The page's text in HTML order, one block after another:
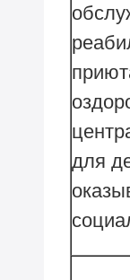
для